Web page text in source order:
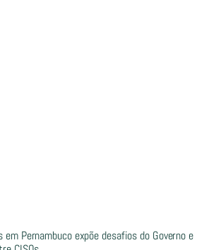
em Pernambuco expõe desafios do Governo e